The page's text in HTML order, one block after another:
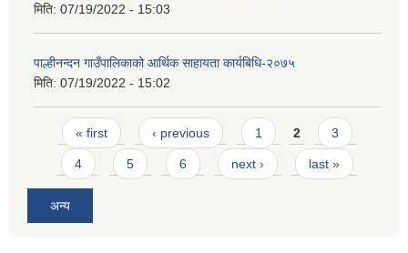
मिति: 07/19/2022 - 15:03
पाल्हीनन्दन गाउँपालिकाको आर्थिक साहायता कार्यबिधि-२०७५
मिति: 07/19/2022 - 15:02
Pages
« first ‹ previous 1 2 3
4 5 6 next › last »
अन्य